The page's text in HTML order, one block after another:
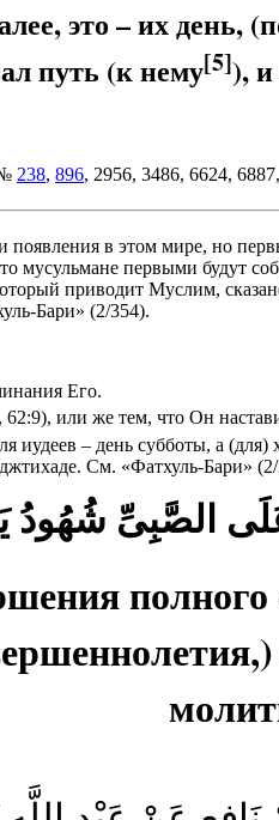
это – их день,
путь (к нему[5]),
238, 896, 2956, 3486, 6624,
в этом мире, но
мусульмане первыми будут
приводит Муслим,
Бари» (2/354).
Его.
или же тем, что Он
– день субботы, а
См. «Фатхуль-Бари»